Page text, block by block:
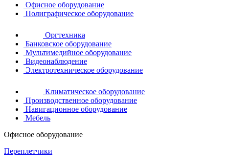
Офисное оборудование
Полиграфическое оборудование
Оргтехника
Банковское оборудование
Мультимедийное оборудование
Видеонаблюдение
Электротехническое оборудование
Климатическое оборудование
Производственное оборудование
Навигационное оборудование
Мебель
Офисное оборудование
Переплетчики